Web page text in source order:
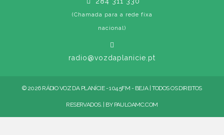
(Chamada para a rede fixa
nacional)
radio@vozdaplanicie.pt
© 2026 RÁDIO VOZ DA PLANÍCIE - 104.5FM - BEJA | TODOS OS DIREITOS
RESERVADOS. | BY PAULOAMC.COM